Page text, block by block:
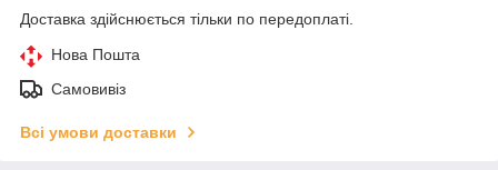
Доставка здійснюється тільки по передоплаті.
Нова Пошта
Самовивіз
Всі умови доставки